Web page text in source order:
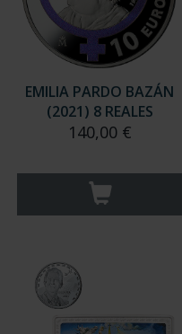
EMILIA PARDO BAZÁN
(2021) 8 REALES
140,00 €